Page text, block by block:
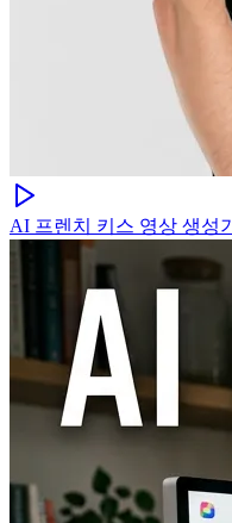
AI 프렌치 키스 영상 생성기